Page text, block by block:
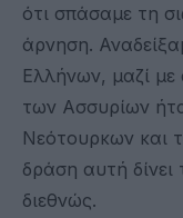
ότι σπάσαμε τη
άρνηση.
Ελλήνων, μαζί με
των Ασσυρίων
Νεότουρκων και
δράση αυτή
διεθνώς.